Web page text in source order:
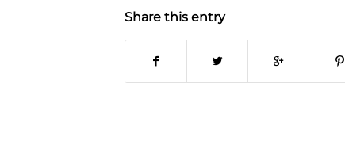
Share this entry